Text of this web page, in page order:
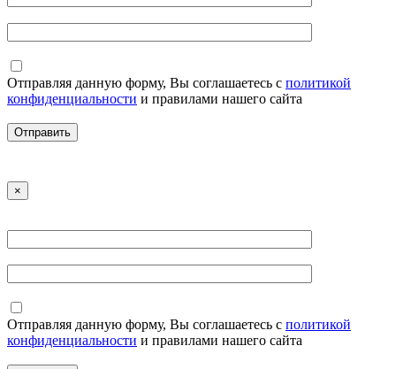
Отправляя данную форму, Вы соглашаетесь с политикой
конфиденциальности и правилами нашего сайта
×
Отправляя данную форму, Вы соглашаетесь с политикой
конфиденциальности и правилами нашего сайта